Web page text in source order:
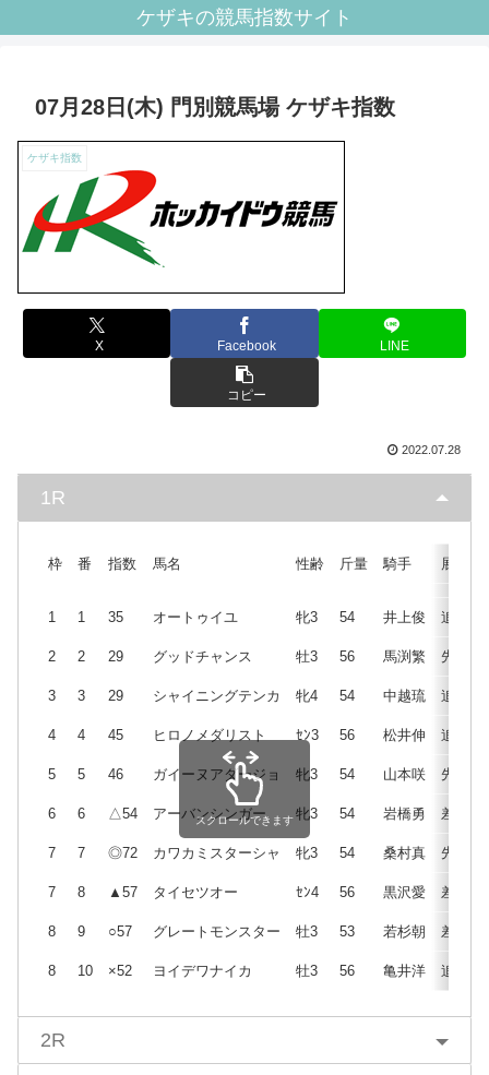
ケザキの競馬指数サイト
07月28日(木) 門別競馬場 ケザキ指数
ケザキ指数
X Facebook LINE
コピー
2022.07.28
1R
枠 番 指数 馬名 性齢 斤量 騎手 展開
1 1 35 オートゥイユ 牝3 54 井上俊 追
2 2 29 グッドチャンス 牡3 56 馬渕繁 先
3 3 29 シャイニングテンカ 牝4 54 中越琉 追
4 4 45 ヒロノメダリスト ｾﾝ3 56 松井伸 追
5 5 46 ガイーヌアダージョ 牝3 54 山本咲 先
6 6 △54 アーバンシンガー 牝3 54 岩橋勇 差
7 7 ◎72 カワカミスターシャ 牝3 54 桑村真 先
7 8 ▲57 タイセツオー ｾﾝ4 56 黒沢愛 差
8 9 ○57 グレートモンスター 牡3 53 若杉朝 差
8 10 ×52 ヨイデワナイカ 牡3 56 亀井洋 追
スクロールできます
2R